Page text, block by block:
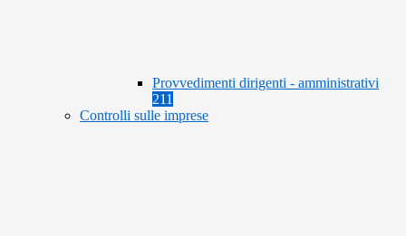
Provvedimenti dirigenti - amministrativi
211
Controlli sulle imprese